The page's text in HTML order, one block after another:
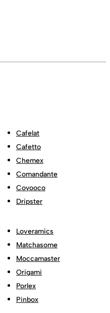
Cafelat
Cafetto
Chemex
Comandante
Coyooco
Dripster
Loveramics
Matchasome
Moccamaster
Origami
Porlex
Pinbox